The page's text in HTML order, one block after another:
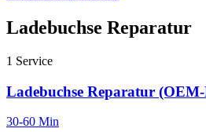
Ladebuchse Reparatur
1 Service
Ladebuchse Reparatur
30-60 Min